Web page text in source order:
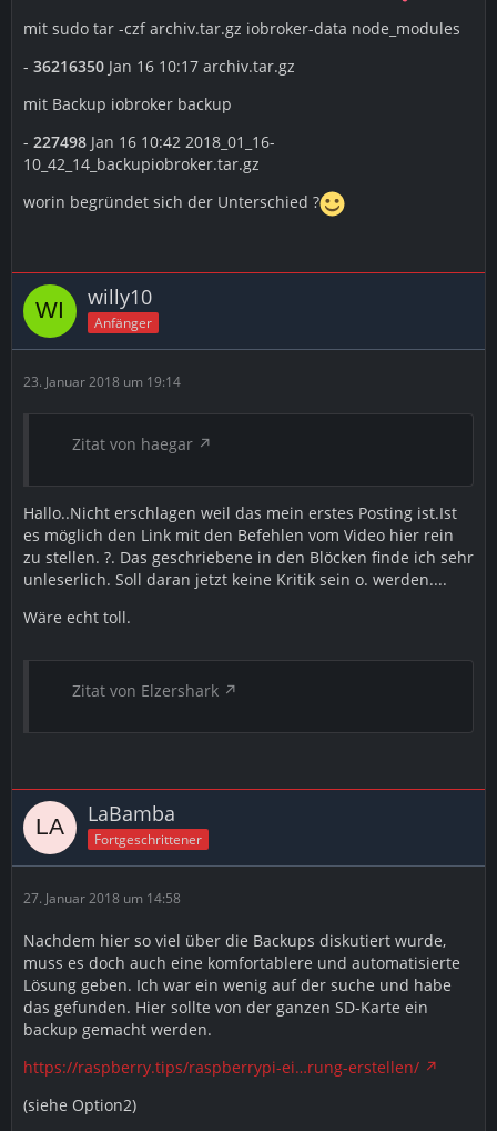
Das "Backup" liegt dann in /opt/iobroker/ als
archiv.tar.gz
beschrieben.
Hallo
Gruß
ultimative wäre natürlich das Speichern eines Backups
als Script in der Cron Tab einstellen und automatisch
laufen zu lassen.
Gesendet von iPad mit Tapatalk Pro
mit sudo tar -czf archiv.tar.gz iobroker-data node_modules
- 36216350 Jan 16 10:17 archiv.tar.gz
mit Backup iobroker backup
- 227498 Jan 16 10:42 2018_01_16-
10_42_14_backupiobroker.tar.gz
worin begründet sich der Unterschied ?
willy10
Anfänger
23. Januar 2018 um 19:14
Zitat von haegar
Hallo..Nicht erschlagen weil das mein erstes Posting ist.Ist
es möglich den Link mit den Befehlen vom Video hier rein
zu stellen. ?. Das geschriebene in den Blöcken finde ich sehr
unleserlich. Soll daran jetzt keine Kritik sein o. werden....
Wäre echt toll.
Zitat von Elzershark
LaBamba
Fortgeschrittener
27. Januar 2018 um 14:58
Nachdem hier so viel über die Backups diskutiert wurde,
muss es doch auch eine komfortablere und automatisierte
Lösung geben. Ich war ein wenig auf der suche und habe
das gefunden. Hier sollte von der ganzen SD-Karte ein
backup gemacht werden.
https://raspberry.tips/raspberrypi-ei…rung-erstellen/
(siehe Option2)